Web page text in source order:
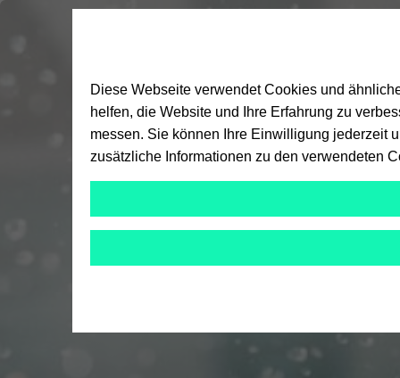
Diese Webseite verwendet Cookies und
helfen, die Website und Ihre Erfahrung zu
messen. Sie können Ihre Einwilligung jederzeit
zusätzliche Informationen zu den verwendeten